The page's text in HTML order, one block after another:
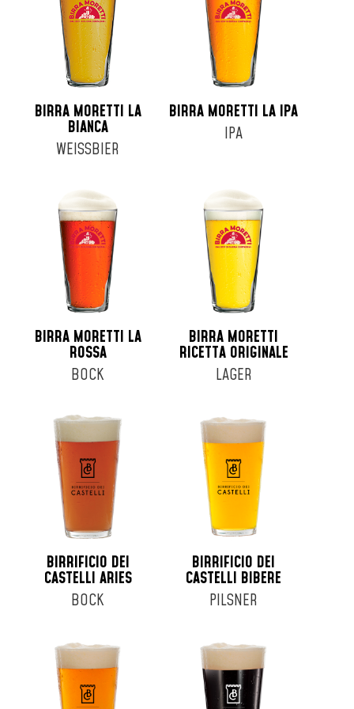
Fusto 19lt
Fusto 20lt
Fusto 24lt
Fusto 25lt
Fusto 30lt
Fusto 6lt
Fusto 8lt
Lattina 35cl
Lattina 44cl
Lattina 50cl
Lattina 52cl
BIRRA MORETTI LA
BIANCA
WEISSBIER
BIRRA MORETTI LA IPA
IPA
BIRRA MORETTI LA
ROSSA
BOCK
BIRRA MORETTI
RICETTA ORIGINALE
LAGER
BIRRIFICIO DEI
CASTELLI ARIES
BOCK
BIRRIFICIO DEI
CASTELLI BIBERE
PILSNER